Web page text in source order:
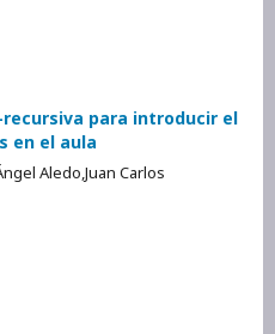
para introducir el
en el aula
Aledo,Juan Carlos